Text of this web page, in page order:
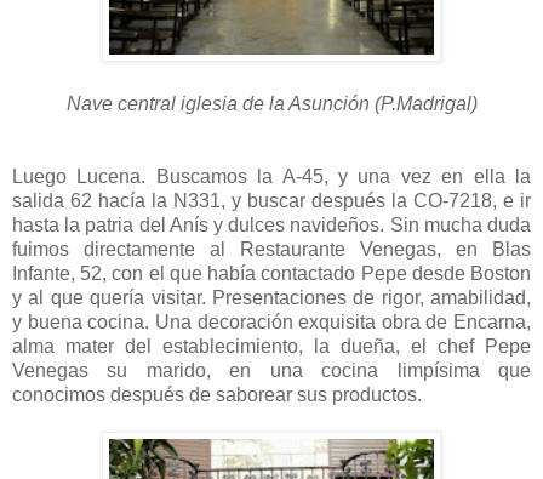
Nave central iglesia de la Asunción (P.Madrigal)
Luego Lucena. Buscamos la A-45, y una vez en ella la
salida 62 hacía la N331, y buscar después la CO-7218, e ir
hasta la patria del Anís y dulces navideños. Sin mucha duda
fuimos directamente al Restaurante Venegas, en Blas
Infante, 52, con el que había contactado Pepe desde Boston
y al que quería visitar. Presentaciones de rigor, amabilidad,
y buena cocina. Una decoración exquisita obra de Encarna,
alma mater del establecimiento, la dueña, el chef Pepe
Venegas su marido, en una cocina limpísima que
conocimos después de saborear sus productos.